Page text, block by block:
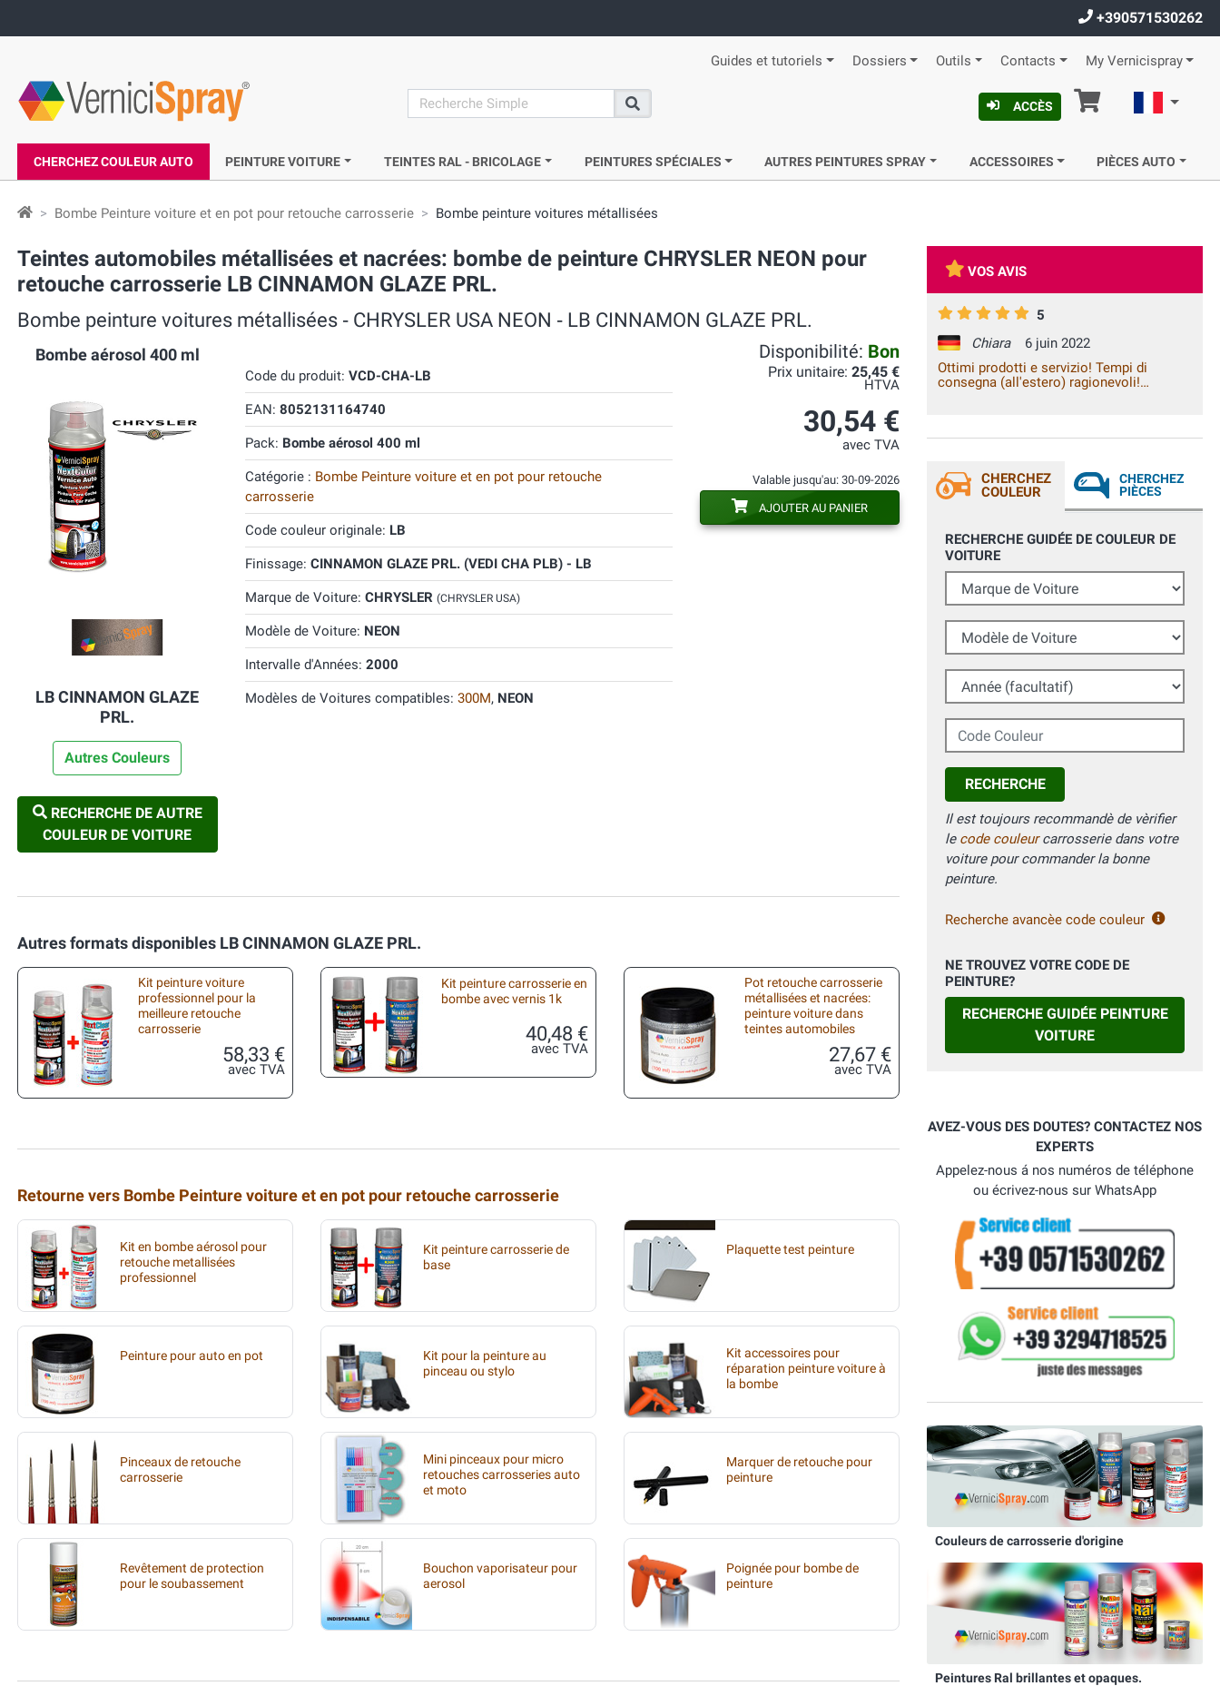
+390571530262
Guides et tutoriels Dossiers Outils Contacts My Vernicispray
search
Recherche
ACCÈS Panier
CHERCHEZ COULEUR AUTO PEINTURE VOITURE TEINTES RAL - BRICOLAGE PEINTURES SPÉCIALES AUTRES PEINTURES SPRAY ACCESSOIRES PIÈCES AUTO
Bombe Peinture voiture et en pot pour retouche carrosserie Bombe peinture voitures métallisées
Teintes automobiles métallisées et nacrées: bombe de peinture CHRYSLER NEON pour
retouche carrosserie LB CINNAMON GLAZE PRL.
Bombe peinture voitures métallisées ‐ CHRYSLER USA NEON ‐ LB CINNAMON GLAZE PRL.
Bombe aérosol 400 ml
LB CINNAMON GLAZE
PRL.
Autres Couleurs
RECHERCHE DE AUTRE
COULEUR DE VOITURE
Code du produit: VCD-CHA-LB
EAN: 8052131164740
Pack: Bombe aérosol 400 ml
Catégorie : Bombe Peinture voiture et en pot pour retouche
carrosserie
Code couleur originale: LB
Finissage: CINNAMON GLAZE PRL. (VEDI CHA PLB) - LB
Marque de Voiture: CHRYSLER (CHRYSLER USA)
Modèle de Voiture: NEON
Intervalle d'Années: 2000
Modèles de Voitures compatibles: 300M, NEON
Disponibilité: Bon
Prix unitaire: 25,45 €
HTVA
30,54 €
avec TVA
Valable jusqu'au: 30-09-2026
AJOUTER AU PANIER
Autres formats disponibles LB CINNAMON GLAZE PRL.
Kit peinture voiture
professionnel pour la
meilleure retouche
carrosserie
58,33 €
avec TVA
Kit peinture carrosserie en
bombe avec vernis 1k
40,48 €
avec TVA
Pot retouche carrosserie
métallisées et nacrées:
peinture voiture dans
teintes automobiles
27,67 €
avec TVA
Retourne vers Bombe Peinture voiture et en pot pour retouche carrosserie
Kit en bombe aérosol pour
retouche metallisées
professionnel
Kit peinture carrosserie de
base
Plaquette test peinture
Peinture pour auto en pot
Kit pour la peinture au
pinceau ou stylo
Kit accessoires pour
réparation peinture voiture à
la bombe
Pinceaux de retouche
carrosserie
Mini pinceaux pour micro
retouches carrosseries auto
et moto
Marquer de retouche pour
peinture
Revêtement de protection
pour le soubassement
Bouchon vaporisateur pour
aerosol
Poignée pour bombe de
peinture
VOS AVIS
5
Chiara
6 juin 2022
Ottimi prodotti e servizio! Tempi di
consegna (all'estero) ragionevoli!
CHERCHEZ
COULEUR
CHERCHEZ
PIÈCES
RECHERCHE GUIDÉE DE COULEUR DE
VOITURE
Marque de Voiture
Modèle de Voiture
Année (facultatif)
Code Couleur
RECHERCHE
Il est toujours recommandè de vèrifier
le code couleurcarrosserie dans votre
voiture pour commander la bonne
peinture.
Recherche avancèe code couleur
NE TROUVEZ VOTRE CODE DE
PEINTURE?
RECHERCHE GUIDÉE PEINTURE
VOITURE
AVEZ-VOUS DES DOUTES? CONTACTEZ NOS
EXPERTS
Appelez-nous á nos numéros de téléphone
ou écrivez-nous sur WhatsApp
Couleurs de carrosserie d'origine
Peintures Ral brillantes et opaques.